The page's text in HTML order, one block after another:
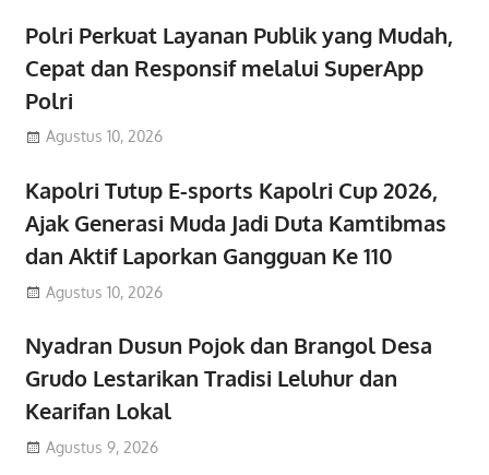
Polri Perkuat Layanan Publik yang Mudah,
Cepat dan Responsif melalui SuperApp
Polri
Agustus 10, 2026
Kapolri Tutup E-sports Kapolri Cup 2026,
Ajak Generasi Muda Jadi Duta Kamtibmas
dan Aktif Laporkan Gangguan Ke 110
Agustus 10, 2026
Nyadran Dusun Pojok dan Brangol Desa
Grudo Lestarikan Tradisi Leluhur dan
Kearifan Lokal
Agustus 9, 2026